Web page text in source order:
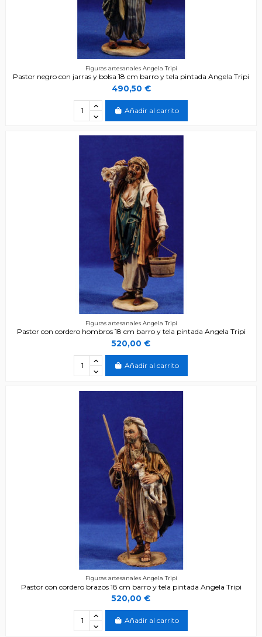
Figuras artesanales Angela Tripi
Pastor negro con jarras y bolsa 18 cm barro y tela pintada Angela Tripi
490,50 €
Añadir al carrito
Figuras artesanales Angela Tripi
Pastor con cordero hombros 18 cm barro y tela pintada Angela Tripi
520,00 €
Añadir al carrito
Figuras artesanales Angela Tripi
Pastor con cordero brazos 18 cm barro y tela pintada Angela Tripi
520,00 €
Añadir al carrito